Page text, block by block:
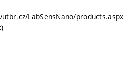
LabSensNano/